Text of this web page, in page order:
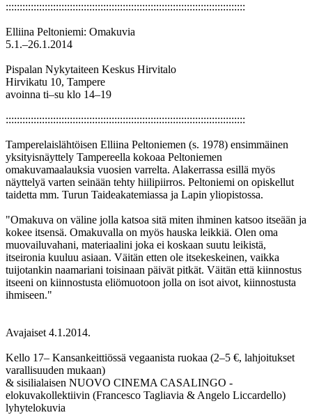
::::::::::::::::::::::::::::::::::::::::::::::::::::::::::::::::::::::::::::::::::::::
Elliina Peltoniemi: Omakuvia
5.1.–26.1.2014
Pispalan Nykytaiteen Keskus Hirvitalo
Hirvikatu 10, Tampere
avoinna ti–su klo 14–19
::::::::::::::::::::::::::::::::::::::::::::::::::::::::::::::::::::::::::::::::::::::
Tamperelaislähtöisen Elliina Peltoniemen (s. 1978) ensimmäinen
yksityisnäyttely Tampereella kokoaa Peltoniemen
omakuvamaalauksia vuosien varrelta. Alakerrassa esillä myös
näyttelyä varten seinään tehty hiilipiirros. Peltoniemi on opiskellut
taidetta mm. Turun Taideakatemiassa ja Lapin yliopistossa.
"Omakuva on väline jolla katsoa sitä miten ihminen katsoo itseään ja
kokee itsensä. Omakuvalla on myös hauska leikkiä. Olen oma
muovailuvahani, materiaalini joka ei koskaan suutu leikistä,
itseironia kuuluu asiaan. Väitän etten ole itsekeskeinen, vaikka
tuijotankin naamariani toisinaan päivät pitkät. Väitän että kiinnostus
itseeni on kiinnostusta eliömuotoon jolla on isot aivot, kiinnostusta
ihmiseen."
Avajaiset 4.1.2014.
Kello 17– Kansankeittiössä vegaanista ruokaa (2–5 €, lahjoitukset
varallisuuden mukaan)
& sisilialaisen NUOVO CINEMA CASALINGO -
elokuvakollektiivin (Francesco Tagliavia & Angelo Liccardello)
lyhytelokuvia